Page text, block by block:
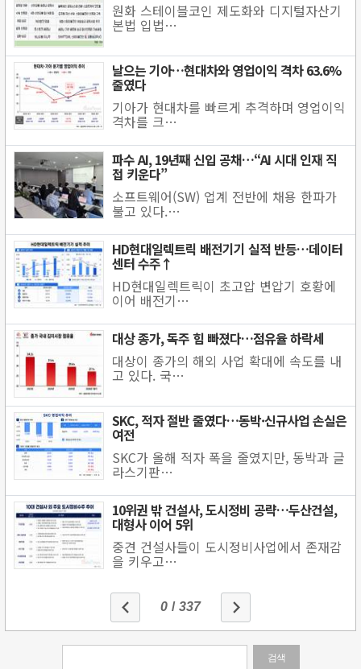
원화 스테이블코인 제도화와 디지털자산기
본법 입법…
날으는 기아…현대차와 영업이익 격차 63.6%
줄였다
기아가 현대차를 빠르게 추격하며 영업이익
격차를 크…
파수 AI, 19년째 신입 공채…“AI 시대 인재 직
접 키운다”
소프트웨어(SW) 업계 전반에 채용 한파가
불고 있다.…
HD현대일렉트릭 배전기기 실적 반등…데이터
센터 수주↑
HD현대일렉트릭이 초고압 변압기 호황에
이어 배전기…
대상 종가, 독주 힘 빠졌다…점유율 하락세
대상이 종가의 해외 사업 확대에 속도를 내
고 있다. 국…
SKC, 적자 절반 줄였다…동박·신규사업 손실은
여전
SKC가 올해 적자 폭을 줄였지만, 동박과 글
라스기판…
10위권 밖 건설사, 도시정비 공략…두산건설,
대형사 이어 5위
중견 건설사들이 도시정비사업에서 존재감
을 키우고…
0 / 337
검색